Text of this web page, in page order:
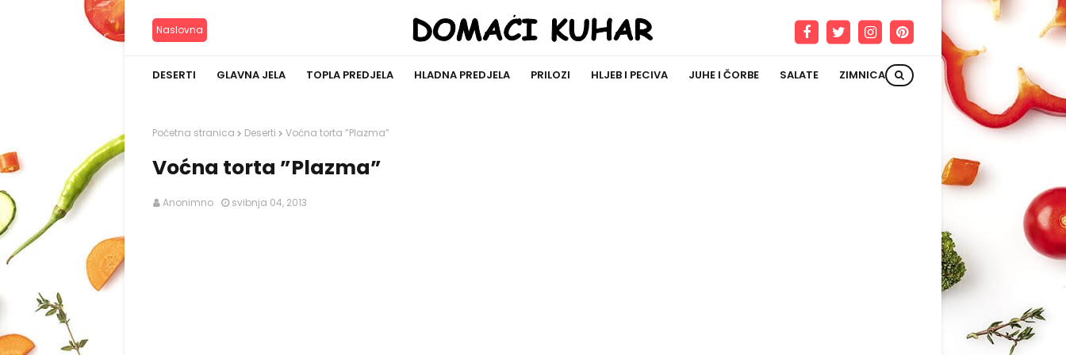
Naslovna
DESERTI GLAVNA JELA TOPLA PREDJELA HLADNA PREDJELA PRILOZI HLJEB I PECIVA JUHE I ČORBE SALATE ZIMNICA
Početna stranica Deserti Voćna torta ”Plazma”
Voćna torta ”Plazma”
Anonimno svibnja 04, 2013